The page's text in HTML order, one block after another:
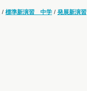
/ 標準新演習 中学 / 発展新演習